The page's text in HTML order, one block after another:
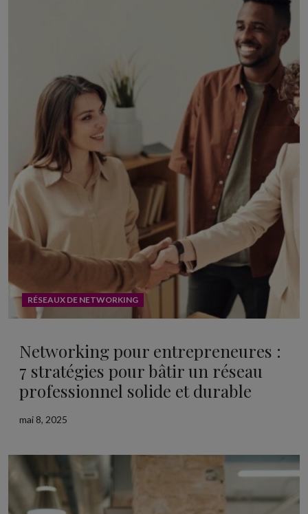
RÉSEAUX DE NETWORKING
Networking pour entrepreneures :
7 stratégies pour bâtir un réseau
professionnel solide et durable
mai 8, 2025